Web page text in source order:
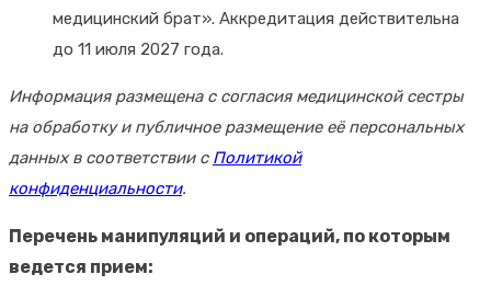
медицинский брат». Аккредитация действительна
до 11 июля 2027 года.
Информация размещена с согласия медицинской сестры
на обработку и публичное размещение её персональных
данных в соответствии с Политикой
конфиденциальности.
Перечень манипуляций и операций, по которым
ведется прием: